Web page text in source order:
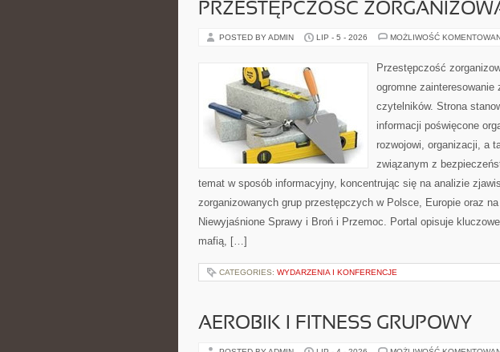
PRZESTĘPCZOŚC
POSTED BY ADMIN LIP - 5 - 2026 MOŻLIWOŚĆ
Przestępczość
ogromne zainteresowanie
czytelników. Strona
informacji poświęcone
rozwojowi, organizacji, a
związanym z
temat w sposób informacyjny, koncentrując się na analizie
zorganizowanych grup przestępczych w Polsce, Europie oraz
Niewyjaśnione Sprawy i Broń i Przemoc. Portal opisuje
mafią, […]
CATEGORIES: WYDARZENIA I KONFERENCJE
AEROBIK I FITNESS GRUPOWY